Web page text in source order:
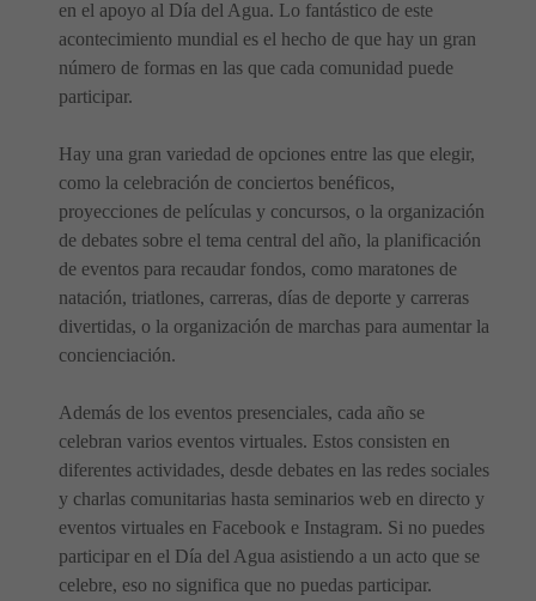
en el apoyo al Día del Agua. Lo fantástico de este
acontecimiento mundial es el hecho de que hay un gran
número de formas en las que cada comunidad puede
participar.
Hay una gran variedad de opciones entre las que elegir,
como la celebración de conciertos benéficos,
proyecciones de películas y concursos, o la organización
de debates sobre el tema central del año, la planificación
de eventos para recaudar fondos, como maratones de
natación, triatlones, carreras, días de deporte y carreras
divertidas, o la organización de marchas para aumentar la
concienciación.
Además de los eventos presenciales, cada año se
celebran varios eventos virtuales. Estos consisten en
diferentes actividades, desde debates en las redes sociales
y charlas comunitarias hasta seminarios web en directo y
eventos virtuales en Facebook e Instagram. Si no puedes
participar en el Día del Agua asistiendo a un acto que se
celebre, eso no significa que no puedas participar.